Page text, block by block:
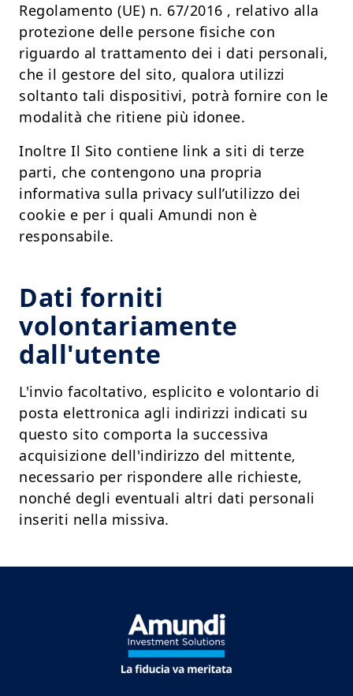
Regolamento (UE) n. 67/2016 , relativo alla
protezione delle persone fisiche con
riguardo al trattamento dei i dati personali,
che il gestore del sito, qualora utilizzi
soltanto tali dispositivi, potrà fornire con le
modalità che ritiene più idonee.
Inoltre Il Sito contiene link a siti di terze
parti, che contengono una propria
informativa sulla privacy sull’utilizzo dei
cookie e per i quali Amundi non è
responsabile.
Dati forniti
volontariamente
dall'utente
L'invio facoltativo, esplicito e volontario di
posta elettronica agli indirizzi indicati su
questo sito comporta la successiva
acquisizione dell'indirizzo del mittente,
necessario per rispondere alle richieste,
nonché degli eventuali altri dati personali
inseriti nella missiva.